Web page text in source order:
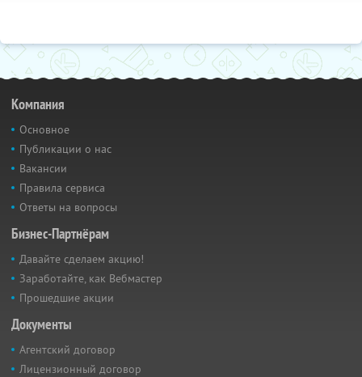
Компания
Основное
Публикации о нас
Вакансии
Правила сервиса
Ответы на вопросы
Бизнес-Партнёрам
Давайте сделаем акцию!
Заработайте, как Вебмастер
Прошедшие акции
Документы
Агентский договор
Лицензионный договор